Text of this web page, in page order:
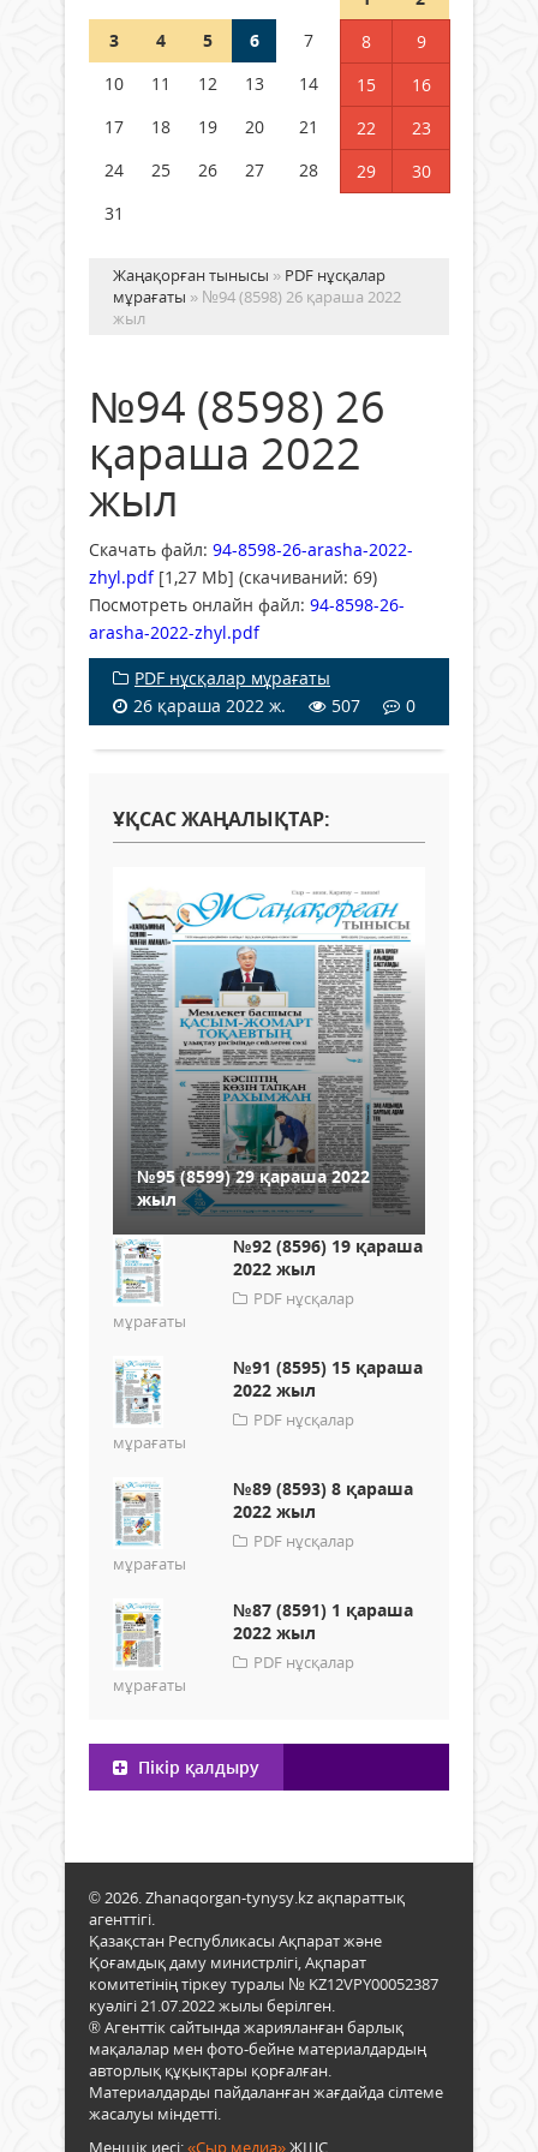
Германия аптап ыстыққа
бастады
04 тамыз 2026 ж.
3
4 5 6 7 8
9
10
11 12 13 14 15
16
17
18 19 20 21 22
23
24
25 26 27 28 29
30
31
Жаңақорған тынысы » PDF нұсқалар
мұрағаты » №94 (8598) 26 қараша 2022
жыл
№94 (8598) 26
қараша 2022
жыл
Скачать файл: 94-8598-26-arasha-2022-
zhyl.pdf[1,27 Mb] (cкачиваний: 69)
Посмотреть онлайн файл: 94-8598-26-
arasha-2022-zhyl.pdf
PDF нұсқалар мұрағаты
26 қараша 2022 ж.
507 0
ҰҚСАС ЖАҢАЛЫҚТАР:
№95 (8599) 29 қараша 2022
жыл
№92 (8596) 19 қараша
2022 жыл
PDF нұсқалар
мұрағаты
№91 (8595) 15 қараша
2022 жыл
PDF нұсқалар
мұрағаты
№89 (8593) 8 қараша
2022 жыл
PDF нұсқалар
мұрағаты
№87 (8591) 1 қараша
2022 жыл
PDF нұсқалар
мұрағаты
Пікір қалдыру
© 2026. Zhanaqorgan-tynysy.kz ақпараттық
агенттігі.
Қазақстан Республикасы Ақпарат және
Қоғамдық даму министрлігі, Ақпарат
комитетінің тіркеу туралы № KZ12VPY00052387
куәлігі 21.07.2022 жылы берілген.
® Агенттік сайтында жарияланған барлық
мақалалар мен фото-бейне материалдардың
авторлық құқықтары қорғалған.
Материалдарды пайдаланған жағдайда сілтеме
жасалуы міндетті.
Меншік иесі:«Сыр медиа»ЖШС.